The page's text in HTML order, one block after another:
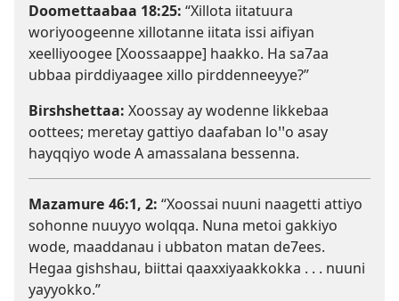
Doomettaabaa 18:25: “Xillota iitatuura
woriyoogeenne xillotanne iitata issi aifiyan
xeelliyoogee [Xoossaappe] haakko. Ha sa7aa
ubbaa pirddiyaagee xillo pirddenneeyye?”
Birshshettaa: Xoossay ay wodenne likkebaa
oottees; meretay gattiyo daafaban loꞌꞌo asay
hayqqiyo wode A amassalana bessenna.
Mazamure 46:1, 2: “Xoossai nuuni naagetti attiyo
sohonne nuuyyo wolqqa. Nuna metoi gakkiyo
wode, maaddanau i ubbaton matan de7ees.
Hegaa gishshau, biittai qaaxxiyaakkokka . . . nuuni
yayyokko.”